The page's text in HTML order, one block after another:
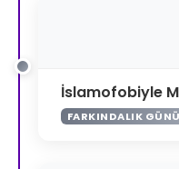
İslamofobiyle
FARKINDALIK GÜNÜ